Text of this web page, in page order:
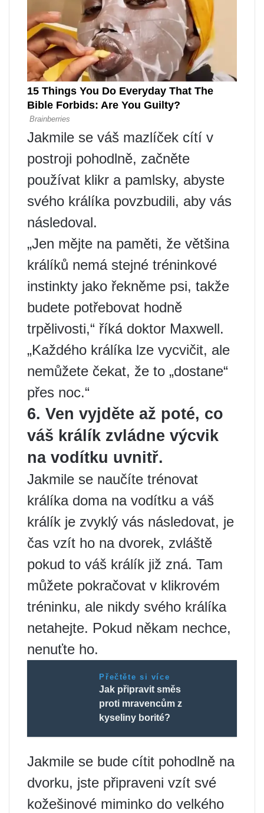
Jakmile se váš mazlíček cítí v
postroji pohodlně, začněte
používat klikr a pamlsky, abyste
svého králíka povzbudili, aby vás
následoval.
„Jen mějte na paměti, že většina
králíků nemá stejné tréninkové
instinkty jako řekněme psi, takže
budete potřebovat hodně
trpělivosti,“ říká doktor Maxwell.
„Každého králíka lze vycvičit, ale
nemůžete čekat, že to „dostane“
přes noc.“
6. Ven vyjděte až poté, co
váš králík zvládne výcvik
na vodítku uvnitř.
Jakmile se naučíte trénovat
králíka doma na vodítku a váš
králík je zvyklý vás následovat, je
čas vzít ho na dvorek, zvláště
pokud to váš králík již zná. Tam
můžete pokračovat v klikrovém
tréninku, ale nikdy svého králíka
netahejte. Pokud někam nechce,
nenuťte ho.
Přečtěte si více
Jak připravit směs
proti mravencům z
kyseliny borité?
Jakmile se bude cítit pohodlně na
dvorku, jste připraveni vzít své
kožešinové miminko do velkého